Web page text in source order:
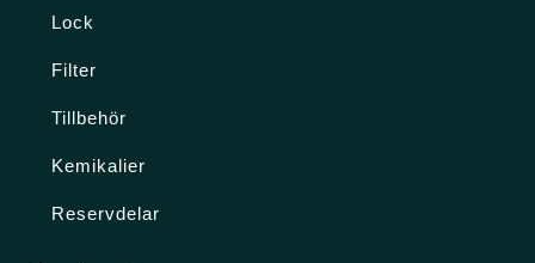
Lock
Filter
Tillbehör
Kemikalier
Reservdelar